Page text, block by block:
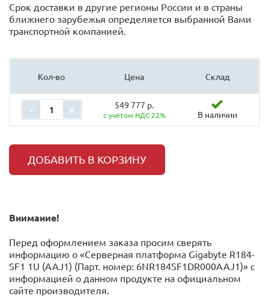
Срок доставки в другие регионы России и в страны
ближнего зарубежья определяется выбранной Вами
транспортной компанией.
Кол-во Цена Склад
- + 549 777 р.
с учётом НДС 22% В наличии
ДОБАВИТЬ В КОРЗИНУ
Внимание!
Перед оформлением заказа просим сверять
информацию о «Серверная платформа Gigabyte R184-
SF1 1U (AAJ1) (Парт. номер: 6NR184SF1DR000AAJ1)» с
информацией o данном продукте на официальном
сайте производителя.